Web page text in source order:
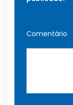
Comentário